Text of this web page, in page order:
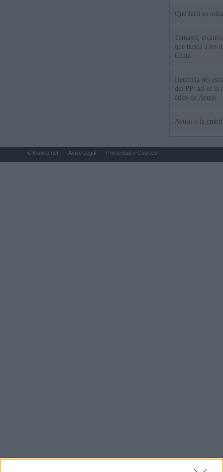
Qué fácil es
Tatuajes,
que busca a los
Ceuta
Herencia del
del PP: así es la
ático de Ayuso
Ayuso o la
© Kiosko.net Aviso Legal Privacidad y Cookies